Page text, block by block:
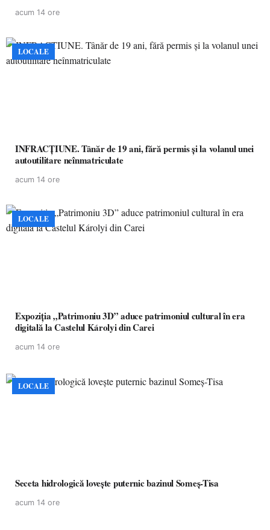
acum 14 ore
LOCALE
INFRACȚIUNE. Tânăr de 19 ani, fără permis și la volanul unei
autoutilitare neînmatriculate
acum 14 ore
LOCALE
Expoziția „Patrimoniu 3D” aduce patrimoniul cultural în era
digitală la Castelul Károlyi din Carei
acum 14 ore
LOCALE
Seceta hidrologică lovește puternic bazinul Someș-Tisa
acum 14 ore